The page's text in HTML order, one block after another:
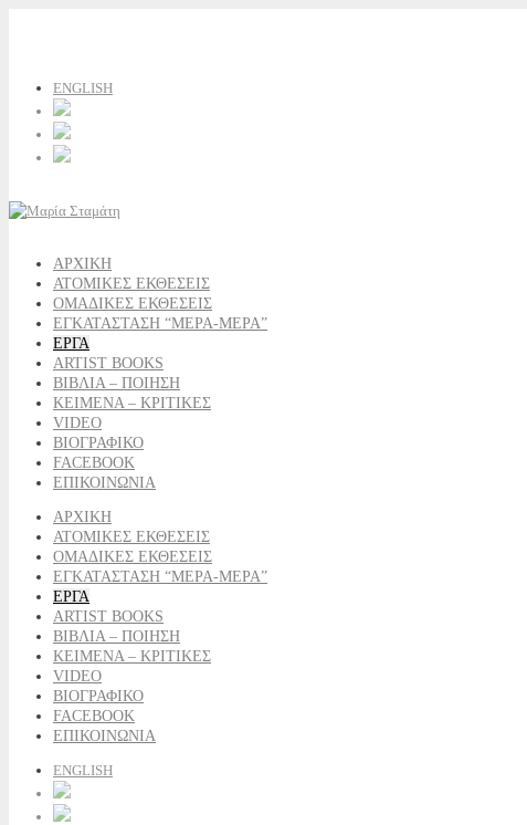
ENGLISH
ΑΡΧΙΚΗ
ΑΤΟΜΙΚΕΣ ΕΚΘΕΣΕΙΣ
ΟΜΑΔΙΚΕΣ ΕΚΘΕΣΕΙΣ
ΕΓΚΑΤΑΣΤΑΣΗ “ΜΕΡΑ-ΜΕΡΑ”
ΕΡΓΑ
ARTIST BOOKS
ΒΙΒΛΙΑ – ΠΟΙΗΣΗ
ΚΕΙΜΕΝΑ – ΚΡΙΤΙΚΕΣ
VIDEO
ΒΙΟΓΡΑΦΙΚΟ
FACEBOOK
ΕΠΙΚΟΙΝΩΝΙΑ
ΑΡΧΙΚΗ
ΑΤΟΜΙΚΕΣ ΕΚΘΕΣΕΙΣ
ΟΜΑΔΙΚΕΣ ΕΚΘΕΣΕΙΣ
ΕΓΚΑΤΑΣΤΑΣΗ “ΜΕΡΑ-ΜΕΡΑ”
ΕΡΓΑ
ARTIST BOOKS
ΒΙΒΛΙΑ – ΠΟΙΗΣΗ
ΚΕΙΜΕΝΑ – ΚΡΙΤΙΚΕΣ
VIDEO
ΒΙΟΓΡΑΦΙΚΟ
FACEBOOK
ΕΠΙΚΟΙΝΩΝΙΑ
ENGLISH